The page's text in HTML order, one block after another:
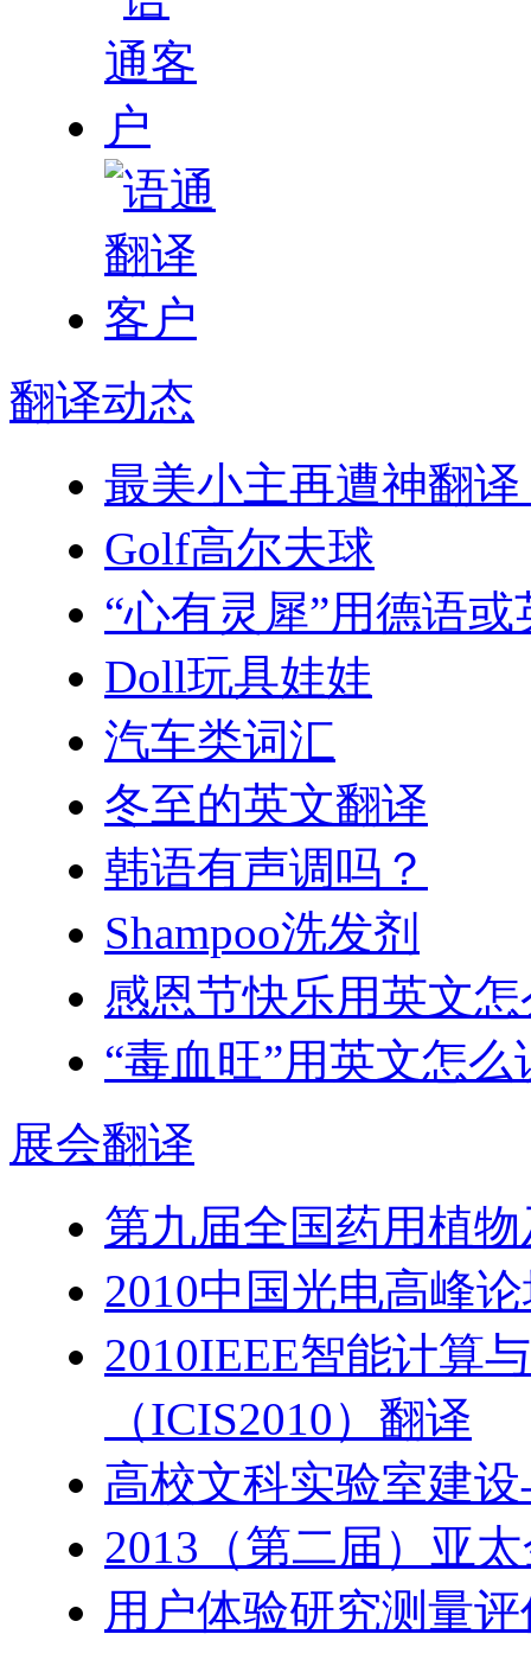
翻译动态
最美小主再遭神翻
Golf高尔夫球
“心有灵犀”用德语
Doll玩具娃娃
汽车类词汇
冬至的英文翻译
韩语有声调吗？
Shampoo洗发剂
感恩节快乐用英文
“毒血旺”用英文怎么
展会翻译
第九届全国药用植
2010中国光电高峰
2010IEEE智能计算
（ICIS2010）翻译
高校文科实验室建
2013（第二届）亚
用户体验研究测量